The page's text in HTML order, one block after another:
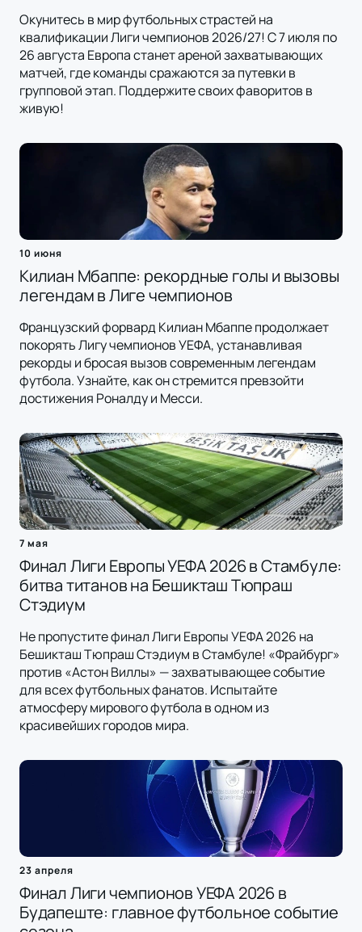
Окунитесь в мир футбольных страстей на
квалификации Лиги чемпионов 2026/27! С 7 июля по
26 августа Европа станет ареной захватывающих
матчей, где команды сражаются за путевки в
групповой этап. Поддержите своих фаворитов в
живую!
10 июня
Килиан Мбаппе: рекордные голы и вызовы
легендам в Лиге чемпионов
Французский форвард Килиан Мбаппе продолжает
покорять Лигу чемпионов УЕФА, устанавливая
рекорды и бросая вызов современным легендам
футбола. Узнайте, как он стремится превзойти
достижения Роналду и Месси.
7 мая
Финал Лиги Европы УЕФА 2026 в Стамбуле:
битва титанов на Бешикташ Тюпраш
Стэдиум
Не пропустите финал Лиги Европы УЕФА 2026 на
Бешикташ Тюпраш Стэдиум в Стамбуле! «Фрайбург»
против «Астон Виллы» — захватывающее событие
для всех футбольных фанатов. Испытайте
атмосферу мирового футбола в одном из
красивейших городов мира.
23 апреля
Финал Лиги чемпионов УЕФА 2026 в
Будапеште: главное футбольное событие